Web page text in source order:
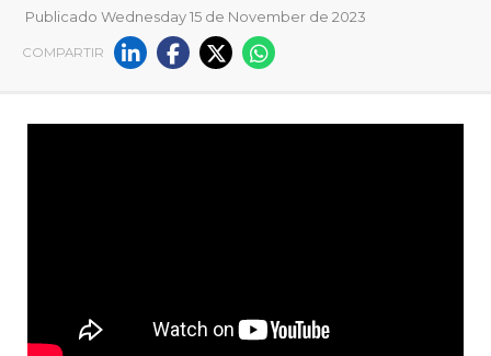
Alumni Day 2023: Inclusión
acción
Publicado Wednesday 15 de November de 2023
COMPARTIR